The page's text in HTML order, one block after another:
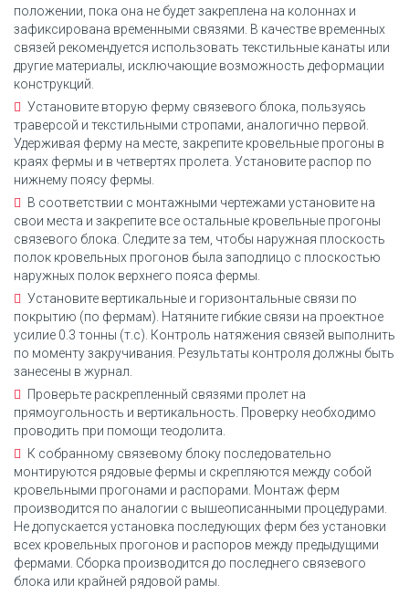
положении, пока она не будет закреплена на колоннах и
зафиксирована временными связями. В качестве временных
связей рекомендуется использовать текстильные канаты или
другие материалы, исключающие возможность деформации
конструкций.
Установите вторую ферму связевого блока, пользуясь
траверсой и текстильными стропами, аналогично первой.
Удерживая ферму на месте, закрепите кровельные прогоны в
краях фермы и в четвертях пролета. Установите распор по
нижнему поясу фермы.
В соответствии с монтажными чертежами установите на
свои места и закрепите все остальные кровельные прогоны
связевого блока. Следите за тем, чтобы наружная плоскость
полок кровельных прогонов была заподлицо с плоскостью
наружных полок верхнего пояса фермы.
Установите вертикальные и горизонтальные связи по
покрытию (по фермам). Натяните гибкие связи на проектное
усилие 0.3 тонны (т.с). Контроль натяжения связей выполнить
по моменту закручивания. Результаты контроля должны быть
занесены в журнал.
Проверьте раскрепленный связями пролет на
прямоугольность и вертикальность. Проверку необходимо
проводить при помощи теодолита.
К собранному связевому блоку последовательно
монтируются рядовые фермы и скрепляются между собой
кровельными прогонами и распорами. Монтаж ферм
производится по аналогии с вышеописанными процедурами.
Не допускается установка последующих ферм без установки
всех кровельных прогонов и распоров между предыдущими
фермами. Сборка производится до последнего связевого
блока или крайней рядовой рамы.